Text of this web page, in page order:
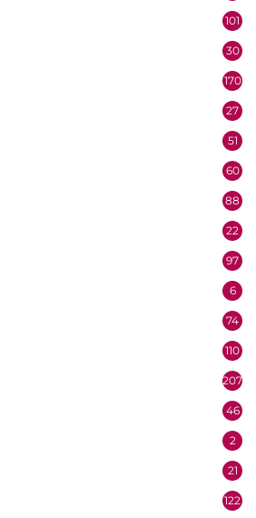
101
30
170
27
51
60
88
22
97
6
74
110
207
46
2
21
122